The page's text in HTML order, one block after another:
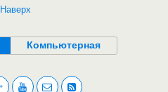
Наверх
Компьютерная